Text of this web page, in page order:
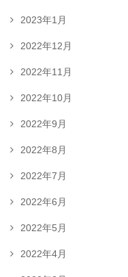
2023年1月
2022年12月
2022年11月
2022年10月
2022年9月
2022年8月
2022年7月
2022年6月
2022年5月
2022年4月